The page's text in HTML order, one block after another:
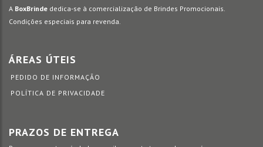
A BoxBrinde dedica-se à comercialização de Brindes Promocionais.
Condições especiais para revenda.
ÁREAS ÚTEIS
PEDIDO DE INFORMAÇÃO
POLÍTICA DE PRIVACIDADE
PRAZOS DE ENTREGA